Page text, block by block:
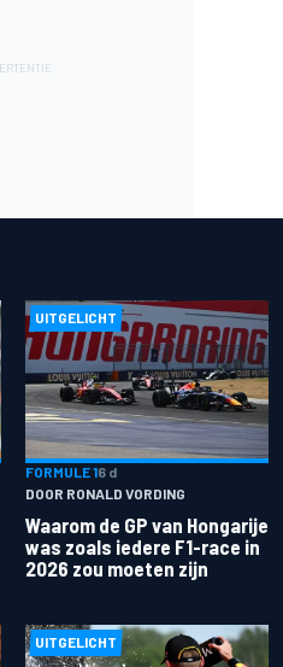
UITGELICHT
FORMULE 16 d
DOOR RONALD VORDING
Waarom de GP van Hongarije
was zoals iedere F1-race in
2026 zou moeten zijn
UITGELICHT